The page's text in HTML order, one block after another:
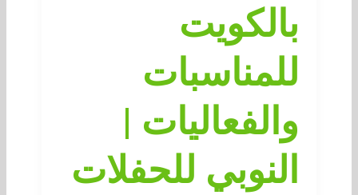
بالكويت
للمناسبات
والفعاليات |
النوبي للحفلات